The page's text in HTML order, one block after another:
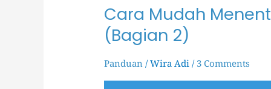
Cara Mudah
(Bagian 2)
Panduan /Wira Adi/ 3 Comments
Cara
Mudah
Menentukan
Intrinsik